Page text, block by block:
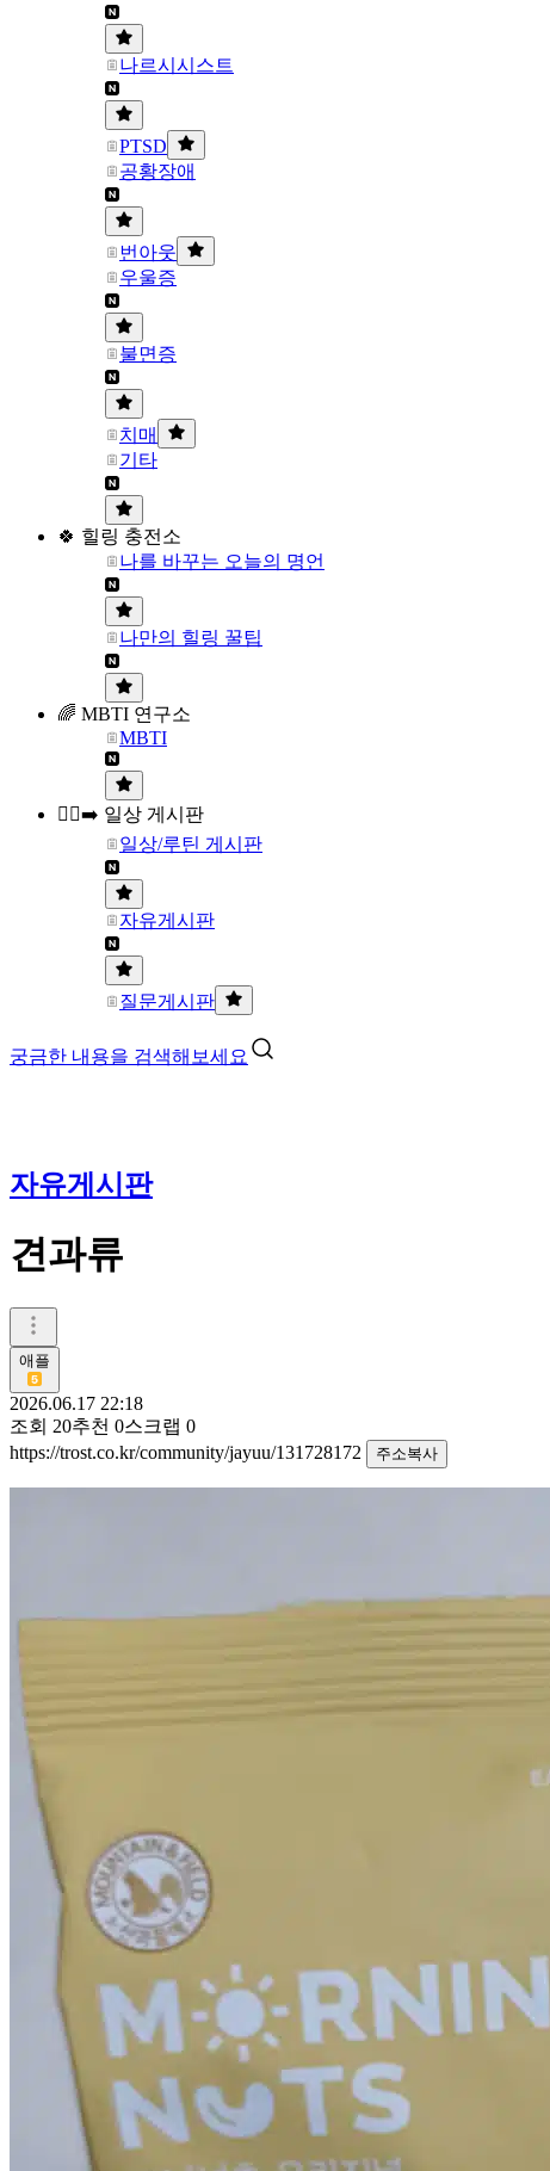
나르시시스트
PTSD
공황장애
번아웃
우울증
불면증
치매
기타
🍀 힐링 충전소
나를 바꾸는 오늘의 명언
나만의 힐링 꿀팁
🌈 MBTI 연구소
MBTI
🏃‍♀️‍➡️ 일상 게시판
일상/루틴 게시판
자유게시판
질문게시판
궁금한 내용을 검색해보세요
자유게시판
견과류
애플
2026.06.17 22:18
조회 20추천 0스크랩 0
https://trost.co.kr/community/jayuu/131728172
주소복사